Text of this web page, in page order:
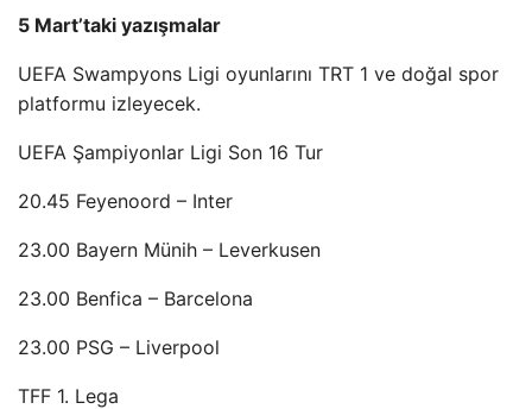
5 Mart’taki yazışmalar
UEFA Swampyons Ligi oyunlarını TRT 1 ve doğal spor
platformu izleyecek.
UEFA Şampiyonlar Ligi Son 16 Tur
20.45 Feyenoord – Inter
23.00 Bayern Münih – Leverkusen
23.00 Benfica – Barcelona
23.00 PSG – Liverpool
TFF 1. Lega